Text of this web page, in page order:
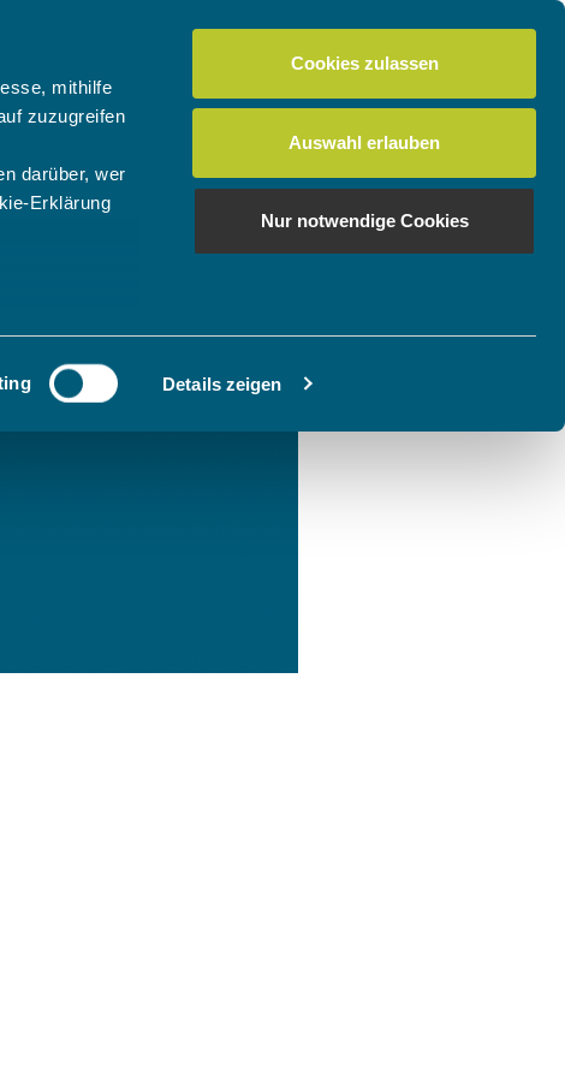
mithilfe
zuzugreifen
darüber, wer
Erklärung
Medien
wir
Werbung
Daten
Details zeigen
Cookies zulassen
Auswahl erlauben
Nur notwendige Cookies